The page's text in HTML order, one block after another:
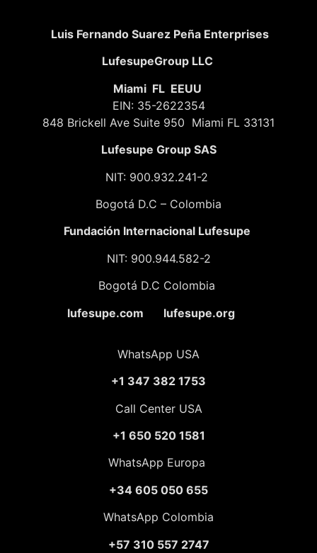
Luis Fernando Suarez Peña Enterprises
LufesupeGroup LLC
Miami FL EEUU
EIN: 35-2622354
848 Brickell Ave Suite 950 Miami FL 33131
Lufesupe Group SAS
NIT: 900.932.241-2
Bogotá D.C – Colombia
Fundación Internacional Lufesupe
NIT: 900.944.582-2
Bogotá D.C Colombia
lufesupe.com lufesupe.org
WhatsApp USA
+1 347 382 1753
Call Center USA
+1 650 520 1581
WhatsApp Europa
+34 605 050 655
WhatsApp Colombia
+57 310 557 2747